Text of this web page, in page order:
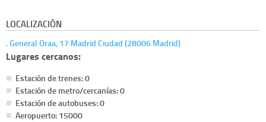
LOCALIZACIÓN
. General Oraa, 17 Madrid Ciudad (28006 Madrid)
Lugares cercanos:
Estación de trenes: 0
Estación de metro/cercanías: 0
Estación de autobuses: 0
Aeropuerto: 15000